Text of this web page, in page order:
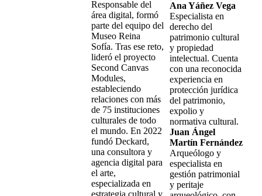
Responsable del
área digital, formó
parte del equipo del
Museo Reina
Sofía. Tras ese reto,
lideró el proyecto
Second Canvas
Modules,
estableciendo
relaciones con más
de 75 instituciones
culturales de todo
el mundo. En 2022
fundó Deckard,
una consultora y
agencia digital para
el arte,
especializada en
Ana Yáñez Vega
Especialista en
derecho del
patrimonio cultural
y propiedad
intelectual. Cuenta
con una reconocida
experiencia en
protección jurídica
del patrimonio,
expolio y
normativa cultural.
Juan Ángel
Martín Fernández
Arqueólogo y
especialista en
gestión patrimonial
y peritaje